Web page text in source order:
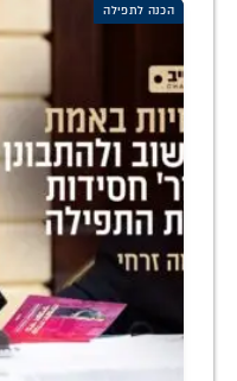
הכנה לתפילה